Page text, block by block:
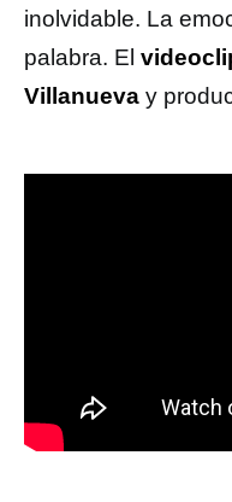
inolvidable. La
palabra. El
Villanueva y